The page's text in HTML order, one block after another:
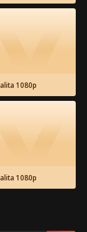
námi
1080p
1080p